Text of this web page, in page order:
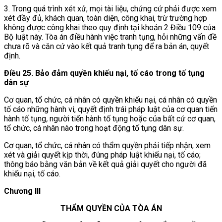
3. Trong quá trình xét xử, mọi tài liệu, chứng cứ phải được xem
xét đầy đủ, khách quan, toàn diện, công khai, trừ trường hợp
không được công khai theo quy định tại khoản 2 Điều 109 của
Bộ luật này. Tòa án điều hành việc tranh tụng, hỏi những vấn đề
chưa rõ và căn cứ vào kết quả tranh tụng để ra bản án, quyết
định.
Điều 25. Bảo đảm quyền khiếu nại, tố cáo trong tố tụng
dân sự
Cơ quan, tổ chức, cá nhân có quyền khiếu nại, cá nhân có quyền
tố cáo những hành vi, quyết định trái pháp luật của cơ quan tiến
hành tố tụng, người tiến hành tố tụng hoặc của bất cứ cơ quan,
tổ chức, cá nhân nào trong hoạt động tố tụng dân sự.
Cơ quan, tổ chức, cá nhân có thẩm quyền phải tiếp nhận, xem
xét và giải quyết kịp thời, đúng pháp luật khiếu nại, tố cáo;
thông báo bằng văn bản về kết quả giải quyết cho người đã
khiếu nại, tố cáo.
Chương III
THẨM QUYỀN CỦA TÒA ÁN